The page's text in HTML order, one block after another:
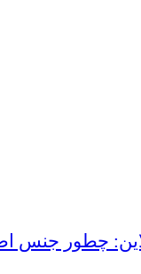
چطور جنس